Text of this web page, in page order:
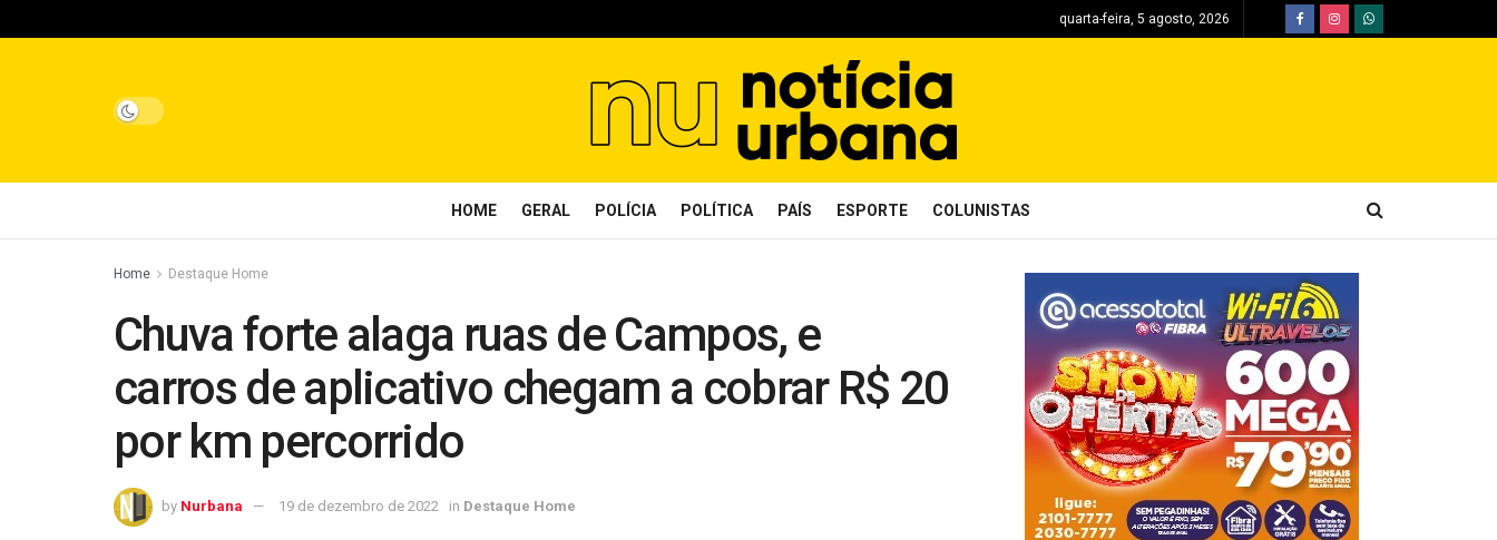
quarta-feira, 5 agosto, 2026
HOME GERAL POLÍCIA POLÍTICA PAÍS ESPORTE COLUNISTAS
Home Destaque Home
Chuva forte alaga ruas de Campos, e
carros de aplicativo chegam a cobrar R$ 20
por km percorrido
by Nurbana 19 de dezembro de 2022 in Destaque Home